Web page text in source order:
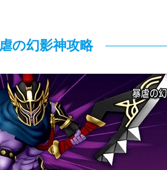
の幻影神攻略